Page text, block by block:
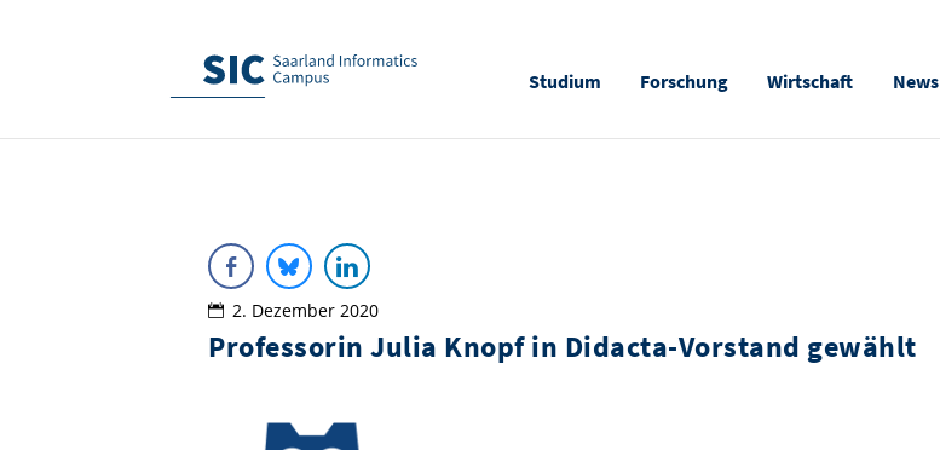
Studium Forschung Wirtschaft News
2. Dezember 2020
Professorin Julia Knopf in Didacta-Vorstand gewählt